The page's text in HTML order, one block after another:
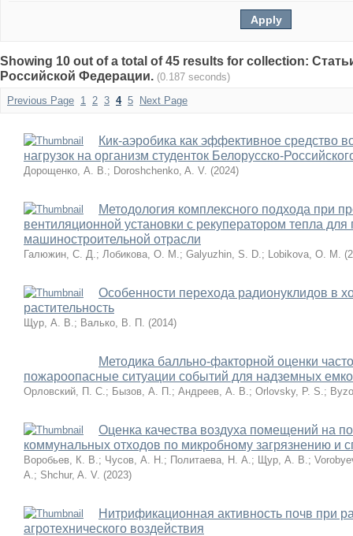
Showing 10 out of a total of 45 results for collection:
Российской Федерации. (0.187 seconds)
Previous Page 1 2 3 4 5 Next Page
Кик-аэробика как эффективное средство
нагрузок на организм студенток Белорусско-
Дорощенко, А. В.; Doroshchenko, A. V. (2024)
Методология комплексного подхода при
вентиляционной установки с рекуператором тепла для
машиностроительной отрасли
Галюжин, С. Д.; Лобикова, О. М.; Galyuzhin, S. D.; Lobikova, O. M. (
Особенности перехода радионуклидов в
растительность
Щур, А. В.; Валько, В. П. (2014)
Методика балльно-факторной оценки
пожароопасные ситуации событий для надземных
Орловский, П. С.; Бызов, А. П.; Андреев, А. В.; Orlovsky, P. S.;
Оценка качества воздуха помещений на
коммунальных отходов по микробному загрязнению и
Воробьев, К. В.; Чусов, А. Н.; Политаева, Н. А.; Щур, А. В.;
A.; Shchur, A. V. (2023)
Нитрификационная активность почв при
агротехнического воздействия